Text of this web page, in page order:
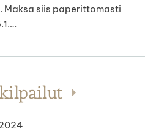
Maksa siis paperittomasti